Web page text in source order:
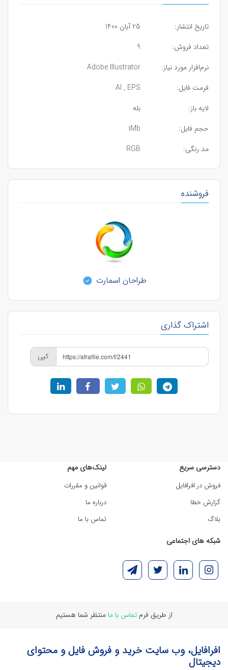
تاریخ انتشار:
25 آبان 1400
تعداد فروش:
9
نرم‌افزار مورد نیاز:
Adobe Illustrator
فرمت فایل:
AI , EPS
لایه باز:
بله
حجم فایل:
1Mb
مد رنگی:
RGB
فروشنده
طراحان اسمارت
اشتراک گذاری
کپی
دسترسی سریع
فروش در افرافایل
گزارش خطا
بلاگ
لینک‌های مهم
قوانین و مقررات
درباره ما
تماس با ما
شبکه های اجتماعی
از طریق فرمتماس با ما منتظر شما هستیم
افرافایل، وب سایت خرید و فروش فایل و محتوای
دیجیتال